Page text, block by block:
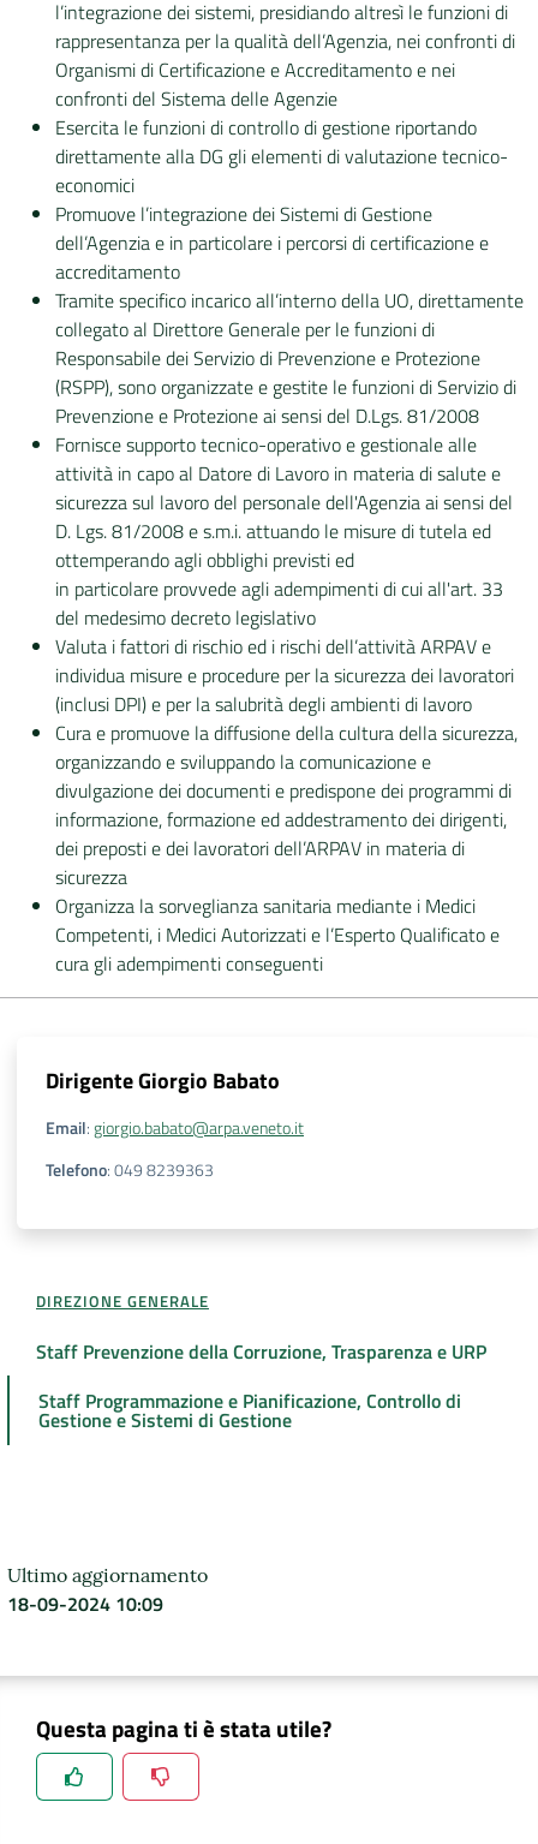
l’integrazione dei sistemi, presidiando altresì le funzioni di
rappresentanza per la qualità dell’Agenzia, nei confronti di
Organismi di Certificazione e Accreditamento e nei
confronti del Sistema delle Agenzie
Esercita le funzioni di controllo di gestione riportando
direttamente alla DG gli elementi di valutazione tecnico-
economici
Promuove l’integrazione dei Sistemi di Gestione
dell’Agenzia e in particolare i percorsi di certificazione e
accreditamento
Tramite specifico incarico all’interno della UO, direttamente
collegato al Direttore Generale per le funzioni di
Responsabile dei Servizio di Prevenzione e Protezione
(RSPP), sono organizzate e gestite le funzioni di Servizio di
Prevenzione e Protezione ai sensi del D.Lgs. 81/2008
Fornisce supporto tecnico-operativo e gestionale alle
attività in capo al Datore di Lavoro in materia di salute e
sicurezza sul lavoro del personale dell'Agenzia ai sensi del
D. Lgs. 81/2008 e s.m.i. attuando le misure di tutela ed
ottemperando agli obblighi previsti ed
in particolare provvede agli adempimenti di cui all'art. 33
del medesimo decreto legislativo
Valuta i fattori di rischio ed i rischi dell’attività ARPAV e
individua misure e procedure per la sicurezza dei lavoratori
(inclusi DPI) e per la salubrità degli ambienti di lavoro
Cura e promuove la diffusione della cultura della sicurezza,
organizzando e sviluppando la comunicazione e
divulgazione dei documenti e predispone dei programmi di
informazione, formazione ed addestramento dei dirigenti,
dei preposti e dei lavoratori dell’ARPAV in materia di
sicurezza
Organizza la sorveglianza sanitaria mediante i Medici
Competenti, i Medici Autorizzati e l’Esperto Qualificato e
cura gli adempimenti conseguenti
DirigenteGiorgio Babato
Email:giorgio.babato@arpa.veneto.it
Telefono:049 8239363
DIREZIONE GENERALE
Staff Prevenzione della Corruzione, Trasparenza e URP
Staff Programmazione e Pianificazione, Controllo di
Gestione e Sistemi di Gestione
Ultimo aggiornamento
18-09-2024 10:09
Questa pagina ti è stata utile?